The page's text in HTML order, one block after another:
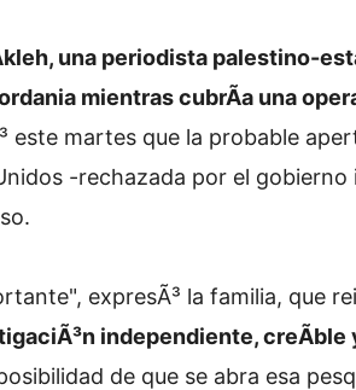
una periodista palestino-
mientras cubrÃ­a una
este martes que la probable
-rechazada por el gobierno
expresÃ³ la familia, que
independiente, creÃ­ble
de que se abra esa